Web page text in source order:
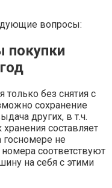
вопросы:
покупки
без снятия с
сохранение
других, в т.ч.
составляет
госномере не
соответствуют
на себя с этими